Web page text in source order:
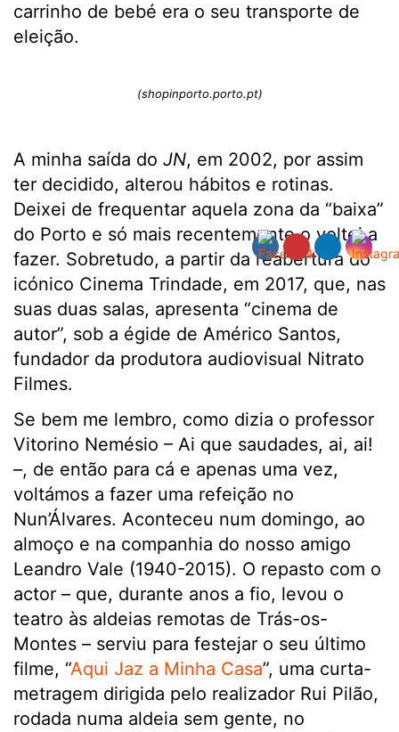
carrinho de bebé era o seu transporte de
eleição.
(shopinporto.porto.pt)
A minha saída do JN, em 2002, por assim
ter decidido, alterou hábitos e rotinas.
Deixei de frequentar aquela zona da “baixa”
do Porto e só mais recentemente o voltei a
fazer. Sobretudo, a partir da reabertura do
icónico Cinema Trindade, em 2017, que, nas
suas duas salas, apresenta “cinema de
autor”, sob a égide de Américo Santos,
fundador da produtora audiovisual Nitrato
Filmes.
Se bem me lembro, como dizia o professor
Vitorino Nemésio – Ai que saudades, ai, ai!
–, de então para cá e apenas uma vez,
voltámos a fazer uma refeição no
Nun’Álvares. Aconteceu num domingo, ao
almoço e na companhia do nosso amigo
Leandro Vale (1940-2015). O repasto com o
actor – que, durante anos a fio, levou o
teatro às aldeias remotas de Trás-os-
Montes – serviu para festejar o seu último
filme, “Aqui Jaz a Minha Casa”, uma curta-
metragem dirigida pelo realizador Rui Pilão,
rodada numa aldeia sem gente, no